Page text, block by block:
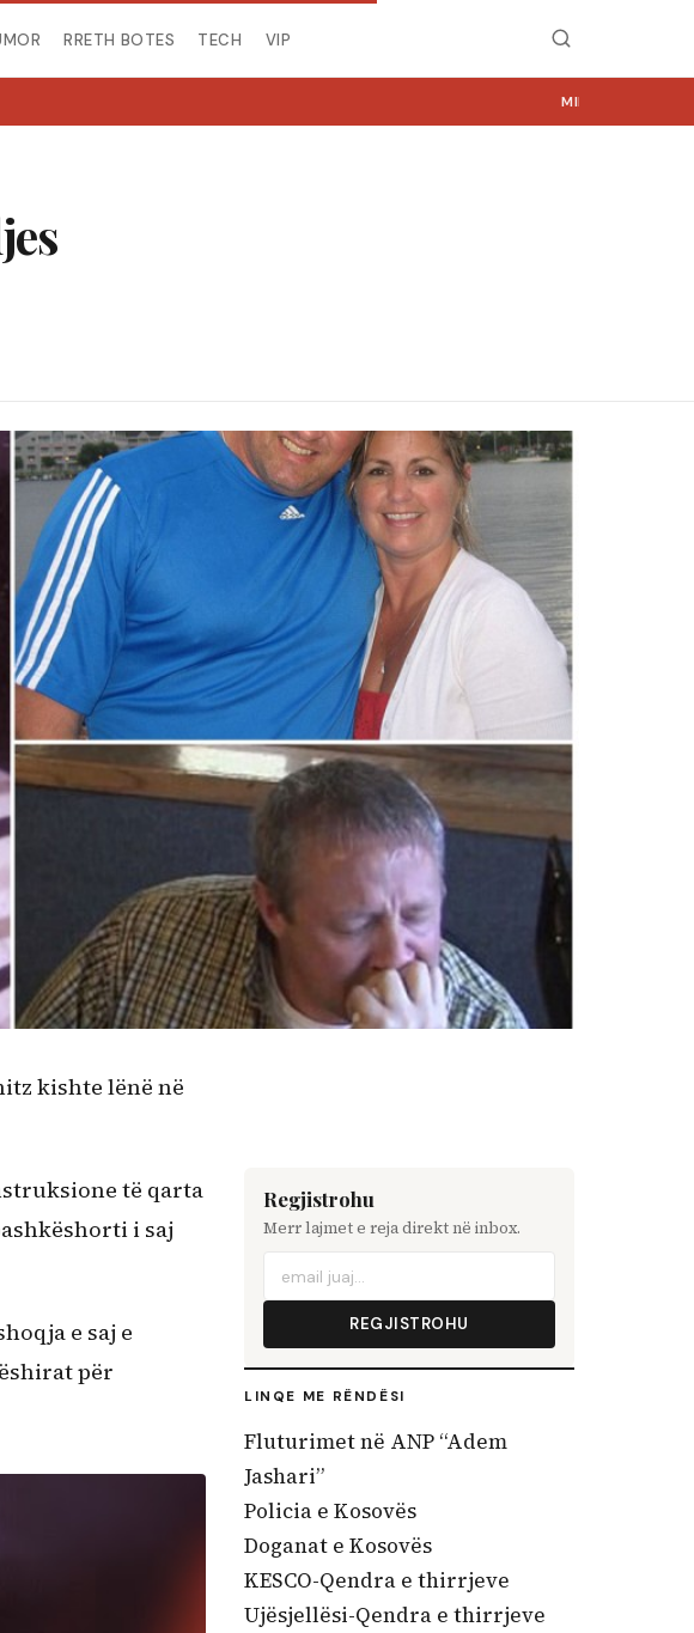
RRETH BOTES TECH VIP
MIRË SE VINI NË NGJYRA.COM
kishte lënë në
të qarta
i saj
e saj e
për
Regjistrohu
Merr lajmet e reja direkt në inbox.
REGJISTROHU
LINQE ME RËNDËSI
Fluturimet në ANP “Adem
Jashari”
Policia e Kosovës
Doganat e Kosovës
KESCO-Qendra e thirrjeve
Ujësjellësi-Qendra e thirrjeve